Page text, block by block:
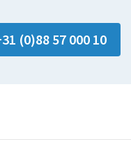
(0)88 57 000 10